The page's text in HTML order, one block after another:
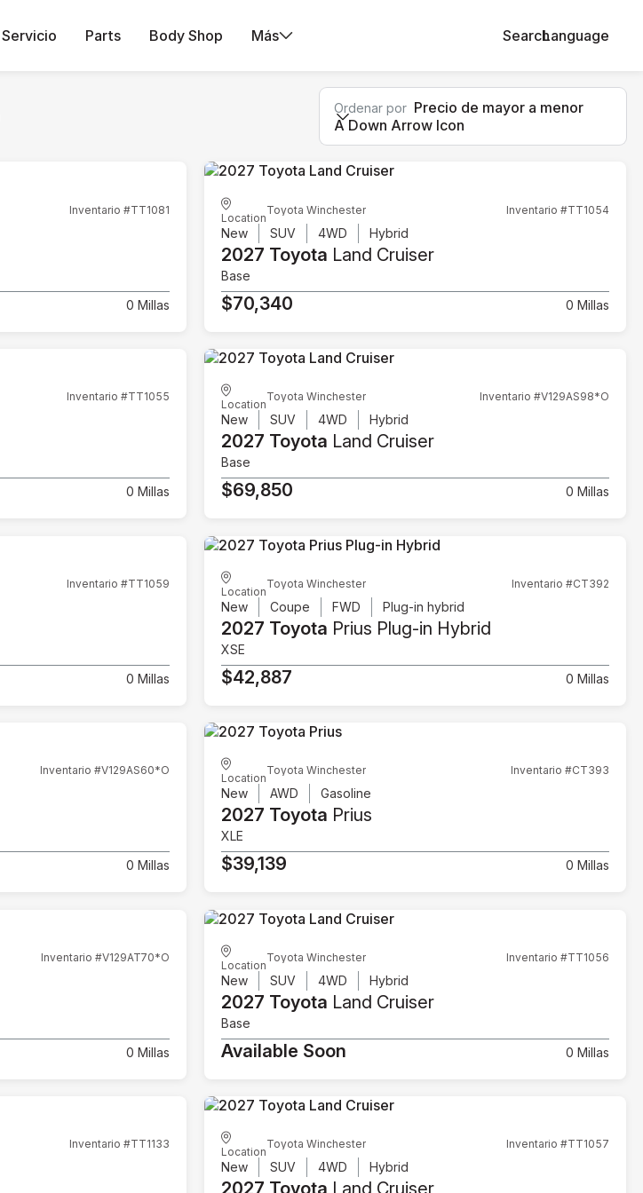
Servicio Parts Body Shop Más SearchLanguage
Ordenar por Precio de mayor a menor
A Down Arrow Icon
Inventario #TT1081
0 Millas
Location
Toyota Winchester Inventario #TT1054
New SUV 4WD Hybrid
2027 Toyota Land Cruiser
Base
$70,340 0 Millas
Inventario #TT1055
0 Millas
Location
Toyota Winchester Inventario #V129AS98*O
New SUV 4WD Hybrid
2027 Toyota Land Cruiser
Base
$69,850 0 Millas
Inventario #TT1059
0 Millas
Location
Toyota Winchester Inventario #CT392
New Coupe FWD Plug-in hybrid
2027 Toyota Prius Plug-in Hybrid
XSE
$42,887 0 Millas
Inventario #V129AS60*O
0 Millas
Location
Toyota Winchester Inventario #CT393
New AWD Gasoline
2027 Toyota Prius
XLE
$39,139 0 Millas
Inventario #V129AT70*O
0 Millas
Location
Toyota Winchester Inventario #TT1056
New SUV 4WD Hybrid
2027 Toyota Land Cruiser
Base
Available Soon 0 Millas
Inventario #TT1133
Location
Toyota Winchester Inventario #TT1057
New SUV 4WD Hybrid